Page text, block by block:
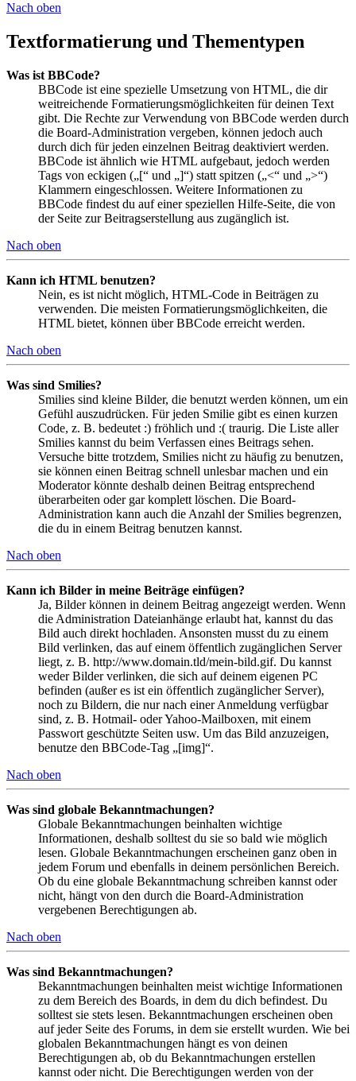
Nach oben
Textformatierung und Thementypen
Was ist BBCode?
BBCode ist eine spezielle Umsetzung von HTML, die dir
weitreichende Formatierungsmöglichkeiten für deinen Text
gibt. Die Rechte zur Verwendung von BBCode werden durch
die Board-Administration vergeben, können jedoch auch
durch dich für jeden einzelnen Beitrag deaktiviert werden.
BBCode ist ähnlich wie HTML aufgebaut, jedoch werden
Tags von eckigen („[“ und „]“) statt spitzen („<“ und „>“)
Klammern eingeschlossen. Weitere Informationen zu
BBCode findest du auf einer speziellen Hilfe-Seite, die von
der Seite zur Beitragserstellung aus zugänglich ist.
Nach oben
Kann ich HTML benutzen?
Nein, es ist nicht möglich, HTML-Code in Beiträgen zu
verwenden. Die meisten Formatierungsmöglichkeiten, die
HTML bietet, können über BBCode erreicht werden.
Nach oben
Was sind Smilies?
Smilies sind kleine Bilder, die benutzt werden können, um ein
Gefühl auszudrücken. Für jeden Smilie gibt es einen kurzen
Code, z. B. bedeutet :) fröhlich und :( traurig. Die Liste aller
Smilies kannst du beim Verfassen eines Beitrags sehen.
Versuche bitte trotzdem, Smilies nicht zu häufig zu benutzen,
sie können einen Beitrag schnell unlesbar machen und ein
Moderator könnte deshalb deinen Beitrag entsprechend
überarbeiten oder gar komplett löschen. Die Board-
Administration kann auch die Anzahl der Smilies begrenzen,
die du in einem Beitrag benutzen kannst.
Nach oben
Kann ich Bilder in meine Beiträge einfügen?
Ja, Bilder können in deinem Beitrag angezeigt werden. Wenn
die Administration Dateianhänge erlaubt hat, kannst du das
Bild auch direkt hochladen. Ansonsten musst du zu einem
Bild verlinken, das auf einem öffentlich zugänglichen Server
liegt, z. B. http://www.domain.tld/mein-bild.gif. Du kannst
weder Bilder verlinken, die sich auf deinem eigenen PC
befinden (außer es ist ein öffentlich zugänglicher Server),
noch zu Bildern, die nur nach einer Anmeldung verfügbar
sind, z. B. Hotmail- oder Yahoo-Mailboxen, mit einem
Passwort geschützte Seiten usw. Um das Bild anzuzeigen,
benutze den BBCode-Tag „[img]“.
Nach oben
Was sind globale Bekanntmachungen?
Globale Bekanntmachungen beinhalten wichtige
Informationen, deshalb solltest du sie so bald wie möglich
lesen. Globale Bekanntmachungen erscheinen ganz oben in
jedem Forum und ebenfalls in deinem persönlichen Bereich.
Ob du eine globale Bekanntmachung schreiben kannst oder
nicht, hängt von den durch die Board-Administration
vergebenen Berechtigungen ab.
Nach oben
Was sind Bekanntmachungen?
Bekanntmachungen beinhalten meist wichtige Informationen
zu dem Bereich des Boards, in dem du dich befindest. Du
solltest sie stets lesen. Bekanntmachungen erscheinen oben
auf jeder Seite des Forums, in dem sie erstellt wurden. Wie bei
globalen Bekanntmachungen hängt es von deinen
Berechtigungen ab, ob du Bekanntmachungen erstellen
kannst oder nicht. Die Berechtigungen werden von der